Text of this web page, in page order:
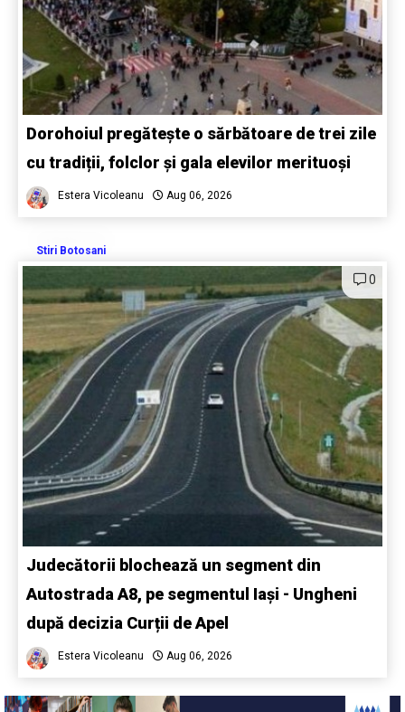
Dorohoiul pregătește o sărbătoare de trei zile
cu tradiții, folclor și gala elevilor merituoși
Estera Vicoleanu Aug 06, 2026
Stiri Botosani
0
Judecătorii blochează un segment din
Autostrada A8, pe segmentul Iași - Ungheni
după decizia Curții de Apel
Estera Vicoleanu Aug 06, 2026